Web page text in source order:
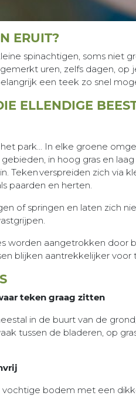
ERUIT?
spinachtigen, soms
uren, zelfs dagen,
een teek zo snel
ELLENDIGE
het park... In elke groene
in hoog gras en
Teken verspreiden zich via
paarden en herten.
of springen en laten zich
worden aangetrokken door
blijken aantrekkelijker
teken graag zitten
in de buurt van de
tussen de bladeren, op
bodem met een